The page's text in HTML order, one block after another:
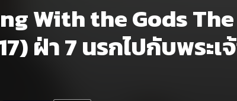
With the Gods
ฝ่า 7 นรกไปกับพระ